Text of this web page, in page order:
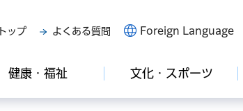
ップ よくある質問 Foreign Language
健康・福祉 文化・スポーツ